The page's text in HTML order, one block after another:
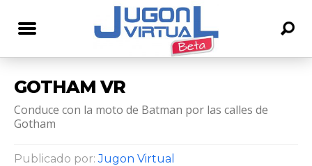
GOTHAM VR
Conduce con la moto de Batman por las calles de
Gotham
Publicado por:Jugon Virtual